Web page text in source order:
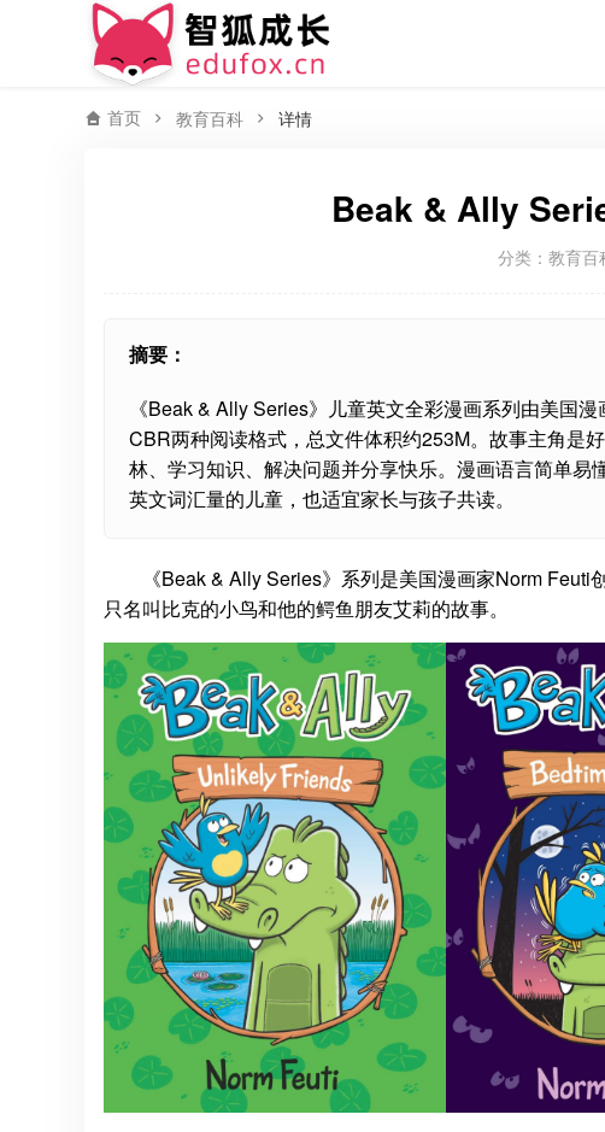
首页 教育百科 详情
Beak & Ally
分类： 教育百
摘要：
《Beak & Ally Series》儿童英文全彩漫画系列由美国
CBR两种阅读格式，总文件体积约253M。故事主角是
林、学习知识、解决问题并分享快乐。漫画语言简单
英文词汇量的儿童，也适宜家长与孩子共读。
《Beak & Ally Series》系列是美国漫画家Norm
只名叫比克的小鸟和他的鳄鱼朋友艾莉的故事。